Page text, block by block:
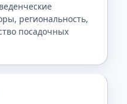
региональность,
посадочных